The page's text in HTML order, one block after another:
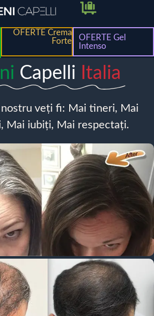
OFERTE Crema
Forte
OFERTE Gel
Intenso
Capelli Italia
veți fi: Mai tineri, Mai
Mai iubiți, Mai respectați.